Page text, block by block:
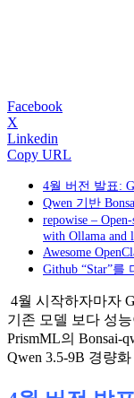
Facebook
X
Linkedin
Copy URL
4월 버전 발표:
Qwen 기반
repowise –
with Ollama and
Awesome
Github “Star”를
4월 시작하자마자
기존 모델 보다 성
PrismML의 Bonsai-
Qwen 3.5-9B 경량